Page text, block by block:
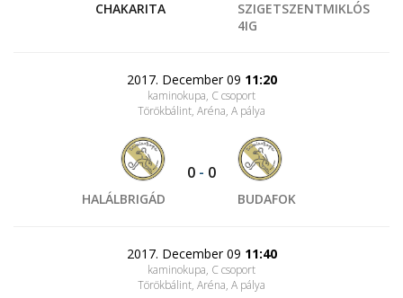
CHAKARITA
SZIGETSZENTMIKLÓS
4IG
2017. December 09 11:20
kaminokupa, C csoport
Törökbálint, Aréna, A pálya
HALÁLBRIGÁD
0 - 0
BUDAFOK
2017. December 09 11:40
kaminokupa, C csoport
Törökbálint, Aréna, A pálya